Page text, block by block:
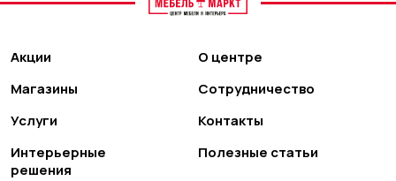
Акции
Магазины
Услуги
Интерьерные
решения
О центре
Сотрудничество
Контакты
Полезные статьи